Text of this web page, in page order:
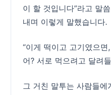
이 할 것입니다”라고 말
내며 이렇게 말했습니다.
“이게 떡이고 고기였으
어? 서로 먹으려고 달려
그 거친 말투는 사람들에